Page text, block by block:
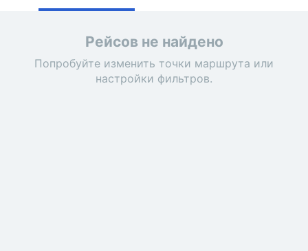
Рейсов не найдено
Попробуйте изменить точки маршрута или
настройки фильтров.